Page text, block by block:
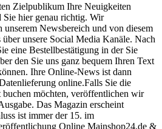
Zielpublikum Ihre Neuigkeiten
hier genau richtig. Wir
Newsbereich und von diesem
unsere Social Media Kanäle. Nach
eine Bestellbestätigung in der Sie
den Sie uns ganz bequem Ihren Text
Ihre Online-News ist dann
online.Falls Sie die
möchten, veröffentlichen wir
Das Magazin erscheint
ist immer der 15. im
Online Mainshop24.de &